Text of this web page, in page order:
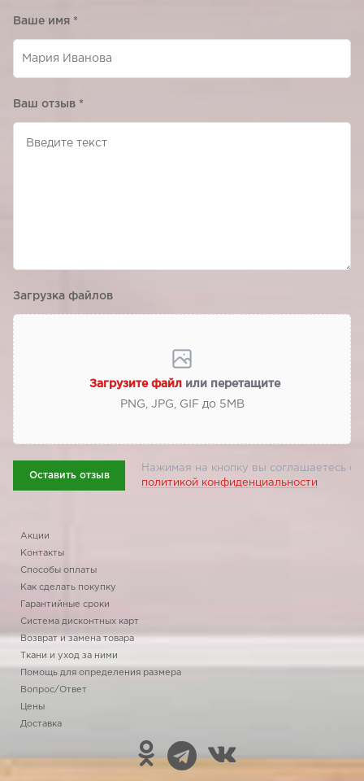
Ваше имя *
Ваш отзыв *
Загрузка файлов
Загрузите файл или перетащите
PNG, JPG, GIF до 5МВ
Оставить отзыв
Нажимая на кнопку вы соглашаетесь с
политикой конфиденциальности
Акции
Контакты
Способы оплаты
Как сделать покупку
Гарантийные сроки
Система дисконтных карт
Возврат и замена товара
Ткани и уход за ними
Помощь для определения размера
Вопрос/Ответ
Цены
Доставка